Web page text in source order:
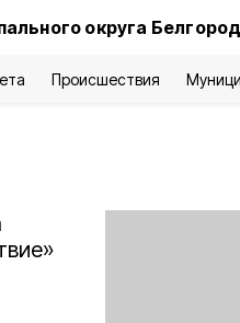
округа
Происшествия